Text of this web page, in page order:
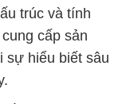
trúc và tính
cấp sản
sự hiểu biết sâu